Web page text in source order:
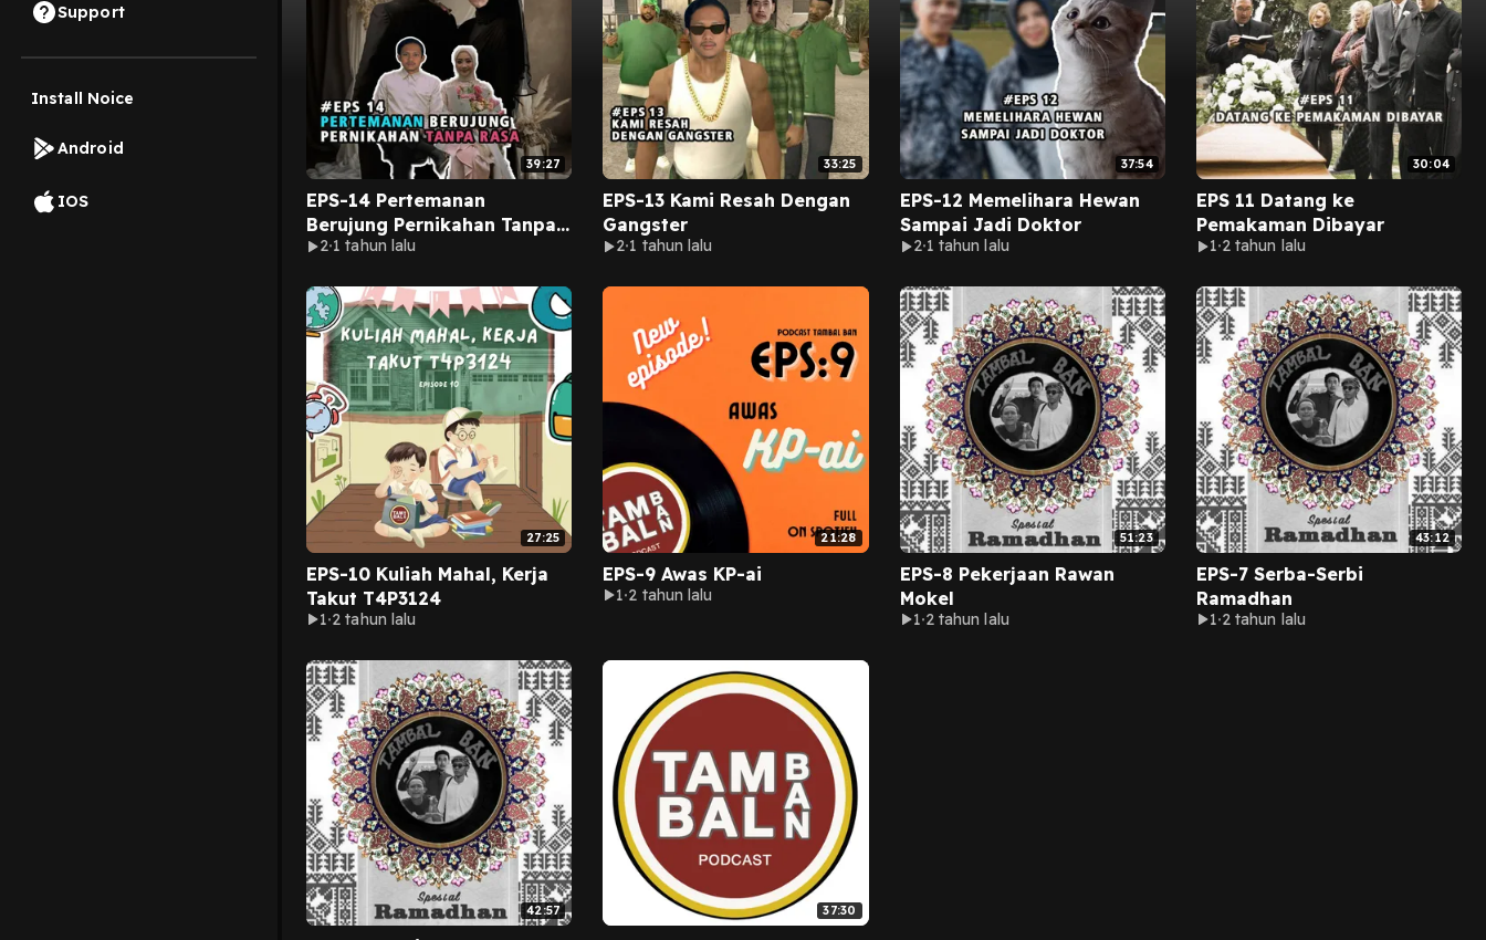
Support
Install Noice
Android
IOS
39:27
EPS-14 Pertemanan
Berujung Pernikahan Tanpa
Rasa
2 1 tahun lalu
33:25
EPS-13 Kami Resah Dengan
Gangster
2 1 tahun lalu
37:54
EPS-12 Memelihara Hewan
Sampai Jadi Doktor
2 1 tahun lalu
30:04
EPS 11 Datang ke
Pemakaman Dibayar
1 2 tahun lalu
27:25
EPS-10 Kuliah Mahal, Kerja
Takut T4P3124
1 2 tahun lalu
21:28
EPS-9 Awas KP-ai
1 2 tahun lalu
51:23
EPS-8 Pekerjaan Rawan
Mokel
1 2 tahun lalu
43:12
EPS-7 Serba-Serbi
Ramadhan
1 2 tahun lalu
42:57 37:30